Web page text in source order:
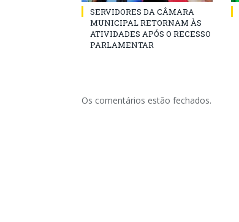
SERVIDORES DA CÂMARA
MUNICIPAL RETORNAM ÀS
ATIVIDADES APÓS O RECESSO
PARLAMENTAR
Os comentários estão fechados.